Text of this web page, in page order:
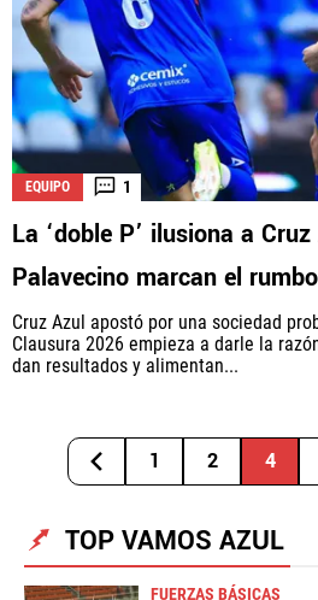
EQUIPO 1
La ‘doble P’ ilusiona a
Palavecino marcan el rumbo
Cruz Azul apostó por una sociedad
Clausura 2026 empieza a darle la
dan resultados y alimentan...
1 2 4
TOP VAMOS AZUL
FUERZAS BÁSICAS